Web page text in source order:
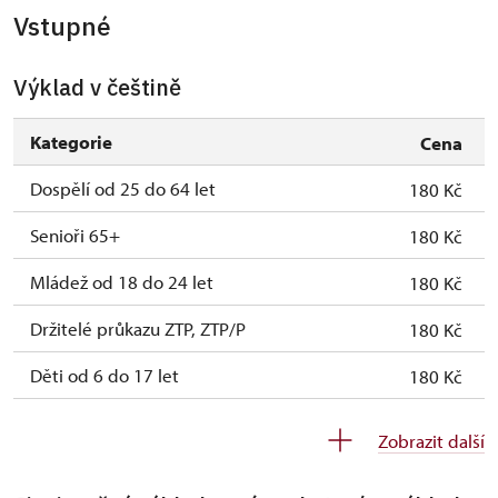
Vstupné
Výklad v češtině
Kategorie
Cena
Dospělí od 25 do 64 let
180 Kč
Senioři 65+
180 Kč
Mládež od 18 do 24 let
180 Kč
Držitelé průkazu ZTP, ZTP/P
180 Kč
Děti od 6 do 17 let
180 Kč
Zobrazit další